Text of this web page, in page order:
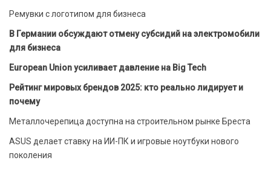
Ремувки с логотипом для бизнеса
В Германии обсуждают отмену субсидий на электромобили
для бизнеса
European Union усиливает давление на Big Tech
Рейтинг мировых брендов 2025: кто реально лидирует и
почему
Металлочерепица доступна на строительном рынке Бреста
ASUS делает ставку на ИИ-ПК и игровые ноутбуки нового
поколения